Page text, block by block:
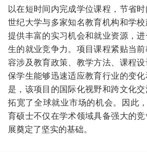
以在短时间内完成学位课程，节省时
世纪大学与多家知名教育机构和学校
提供丰富的实习机会和就业资源，
生的就业竞争力。项目课程紧贴当
容涉及教育政策、教学方法、课程
保学生能够迅速适应教育行业的变
是，该项目的国际化视野和跨文化
拓宽了全球就业市场的机会。因此
育硕士不仅在学术领域具备强大的
展奠定了坚实的基础。